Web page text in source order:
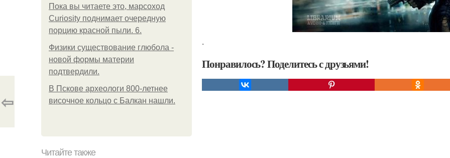
Пока вы читаете это, марсоход
Curiosity поднимает очередную
порцию красной пыли. 6.
Физики существование глюбола -
новой формы материи
подтвердили.
В Пскове археологи 800-летнее
височное кольцо с Балкан нашли.
.
Понравилось? Поделитесь с друзьями!
⇦
Читайте также